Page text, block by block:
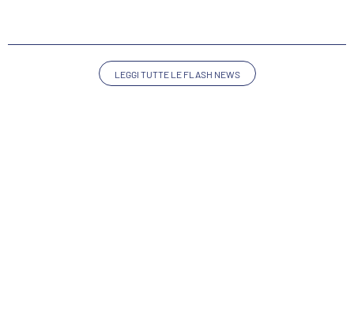
TRASFERTE
FLASH NEWS LEGGI TUTTE LE FLASH NEWS